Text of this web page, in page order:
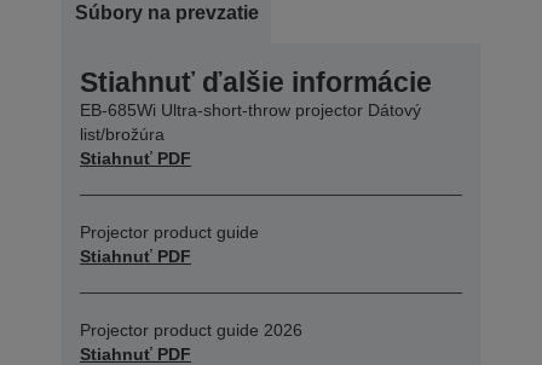
Súbory na prevzatie
Stiahnuť ďalšie informácie
EB-685Wi Ultra-short-throw projector Dátový
list/brožúra
Stiahnuť PDF
Projector product guide
Stiahnuť PDF
Projector product guide 2026
Stiahnuť PDF